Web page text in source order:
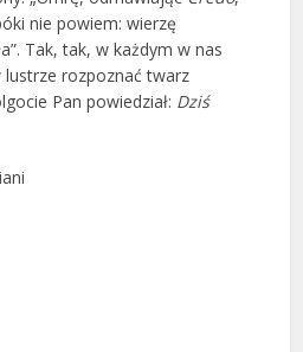
nie powiem: wierzę
Tak, tak, w każdym w nas
lustrze rozpoznać twarz
Pan powiedział: Dziś